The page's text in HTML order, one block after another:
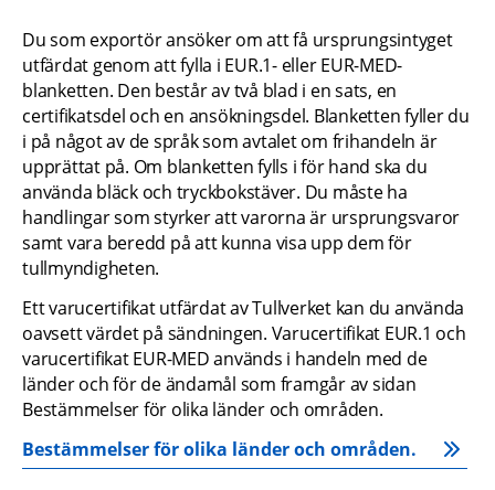
Du som exportör ansöker om att få ursprungsintyget
utfärdat genom att fylla i EUR.1- eller EUR-MED-
blanketten. Den består av två blad i en sats, en
certifikatsdel och en ansökningsdel. Blanketten fyller du
i på något av de språk som avtalet om frihandeln är
upprättat på. Om blanketten fylls i för hand ska du
använda bläck och tryckbokstäver. Du måste ha
handlingar som styrker att varorna är ursprungsvaror
samt vara beredd på att kunna visa upp dem för
tullmyndigheten.
Ett varucertifikat utfärdat av Tullverket kan du använda
oavsett värdet på sändningen. Varucertifikat EUR.1 och
varucertifikat EUR-MED används i handeln med de
länder och för de ändamål som framgår av sidan
Bestämmelser för olika länder och områden.
Bestämmelser för olika länder och områden.